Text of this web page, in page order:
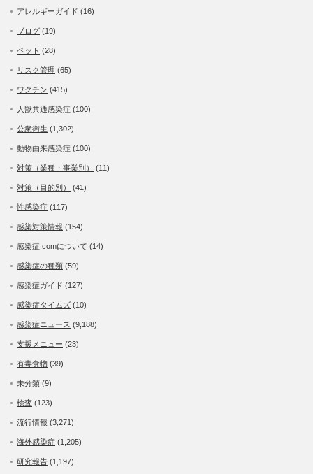
アレルギーガイド (16)
ブログ (19)
ペット (28)
リスク管理 (65)
ワクチン (415)
人獣共通感染症 (100)
公衆衛生 (1,302)
動物由来感染症 (100)
対策（業種・事業別） (11)
対策（目的別） (41)
性感染症 (117)
感染対策情報 (154)
感染症.comについて (14)
感染症の種類 (59)
感染症ガイド (127)
感染症タイムズ (10)
感染症ニュース (9,188)
支援メニュー (23)
有毒食物 (39)
未分類 (9)
検査 (123)
流行情報 (3,271)
海外感染症 (1,205)
研究報告 (1,197)